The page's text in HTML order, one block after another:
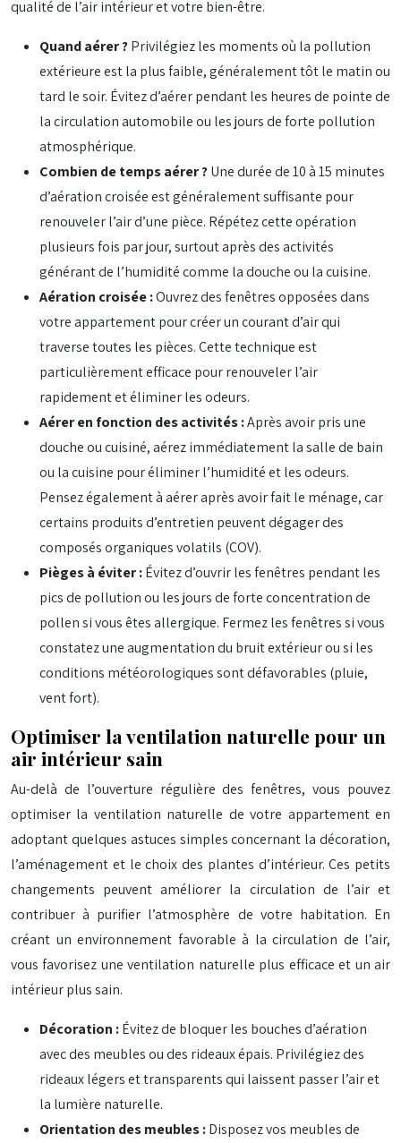
qualité de l’air intérieur et votre bien-être.
Quand aérer ?Privilégiez les moments où la pollution
extérieure est la plus faible, généralement tôt le matin ou
tard le soir. Évitez d’aérer pendant les heures de pointe de
la circulation automobile ou les jours de forte pollution
atmosphérique.
Combien de temps aérer ?Une durée de 10 à 15 minutes
d’aération croisée est généralement suffisante pour
renouveler l’air d’une pièce. Répétez cette opération
plusieurs fois par jour, surtout après des activités
générant de l’humidité comme la douche ou la cuisine.
Aération croisée :Ouvrez des fenêtres opposées dans
votre appartement pour créer un courant d’air qui
traverse toutes les pièces. Cette technique est
particulièrement efficace pour renouveler l’air
rapidement et éliminer les odeurs.
Aérer en fonction des activités :Après avoir pris une
douche ou cuisiné, aérez immédiatement la salle de bain
ou la cuisine pour éliminer l’humidité et les odeurs.
Pensez également à aérer après avoir fait le ménage, car
certains produits d’entretien peuvent dégager des
composés organiques volatils (COV).
Pièges à éviter :Évitez d’ouvrir les fenêtres pendant les
pics de pollution ou les jours de forte concentration de
pollen si vous êtes allergique. Fermez les fenêtres si vous
constatez une augmentation du bruit extérieur ou si les
conditions météorologiques sont défavorables (pluie,
vent fort).
Optimiser la ventilation naturelle pour un
air intérieur sain
Au-delà de l’ouverture régulière des fenêtres, vous pouvez
optimiser la ventilation naturelle de votre appartement en
adoptant quelques astuces simples concernant la décoration,
l’aménagement et le choix des plantes d’intérieur. Ces petits
changements peuvent améliorer la circulation de l’air et
contribuer à purifier l’atmosphère de votre habitation. En
créant un environnement favorable à la circulation de l’air,
vous favorisez une ventilation naturelle plus efficace et un air
intérieur plus sain.
Décoration :Évitez de bloquer les bouches d’aération
avec des meubles ou des rideaux épais. Privilégiez des
rideaux légers et transparents qui laissent passer l’air et
la lumière naturelle.
Orientation des meubles :Disposez vos meubles de